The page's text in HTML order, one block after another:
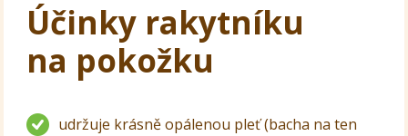
Účinky rakytníku
na pokožku
udržuje krásně opálenou pleť (bacha na ten